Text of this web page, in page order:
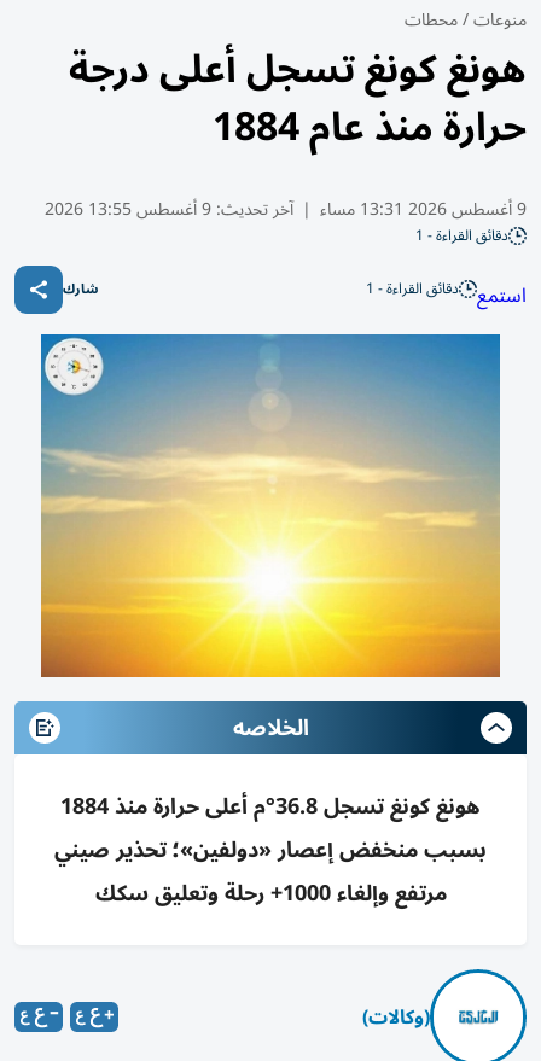
منوعات/محطات
هونغ كونغ تسجل أعلى درجة
حرارة منذ عام 1884
9 أغسطس 2026 13:31 مساء | آخر تحديث:9 أغسطس 13:55 2026
دقائق القراءة - 1
استمع دقائق القراءة - 1 شارك
الخلاصه
هونغ كونغ تسجل 36.8°م أعلى حرارة منذ 1884
بسبب منخفض إعصار «دولفين»؛ تحذير صيني
مرتفع وإلغاء 1000+ رحلة وتعليق سكك
(وكالات)